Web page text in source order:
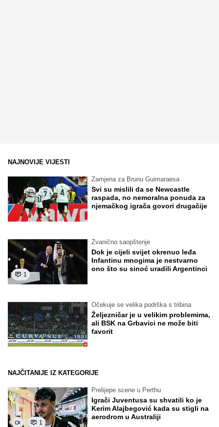
NAJNOVIJE VIJESTI
Zamjena za Brunu Guimaraesa
Svi su mislili da se Newcastle
raspada, no nemoralna ponuda za
njemačkog igrača govori drugačije
1
Zvanično saopštenje
Dok je cijeli svijet okrenuo leđa
Infantinu mnogima je nestvarno
ono što su sinoć uradili Argentinci
Očekuje se velika podrška s tribina
Željezničar je u velikim problemima,
ali BSK na Grbavici ne može biti
favorit
NAJČITANIJE IZ KATEGORIJE
1
Prelijepe scene u Perthu
Igrači Juventusa su shvatili ko je
Kerim Alajbegović kada su stigli na
aerodrom u Australiji